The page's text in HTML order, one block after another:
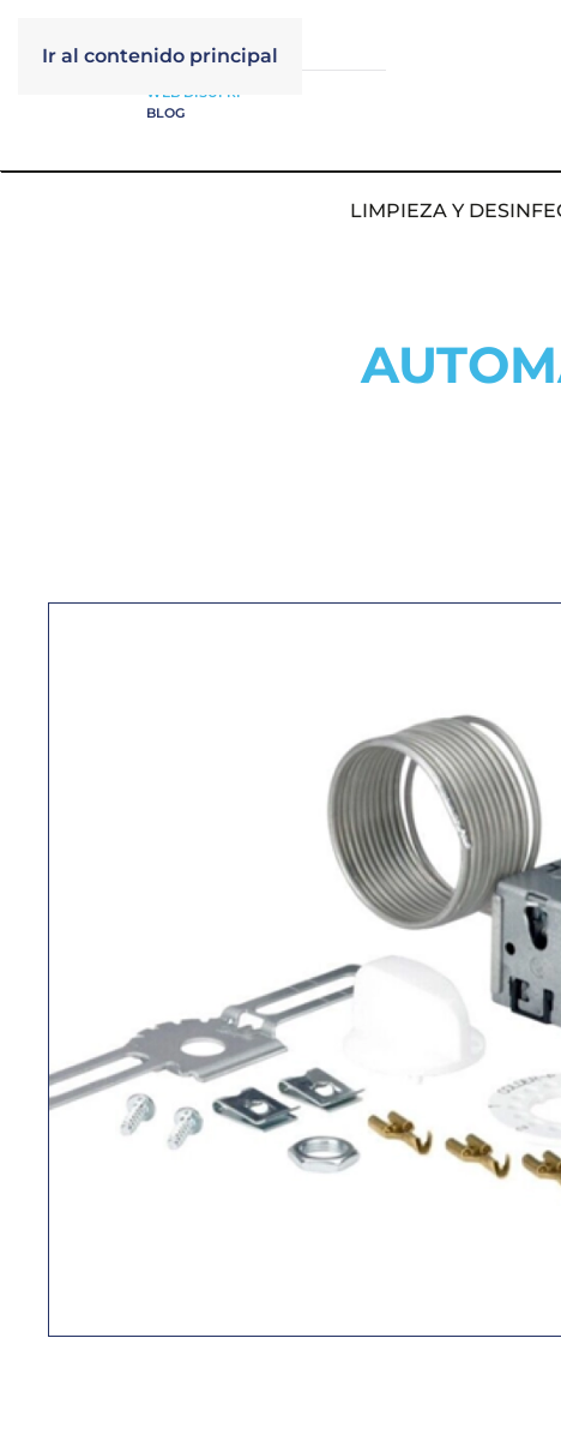
Ir al contenido principal
WEB DISUFRI
BLOG
LIMPIEZA Y